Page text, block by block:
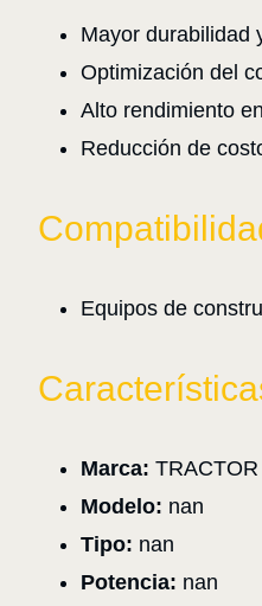
Mayor durabilidad
Optimización del
Alto rendimiento
Reducción de
Equipos de
Marca:
Modelo: nan
Tipo: nan
Potencia: nan